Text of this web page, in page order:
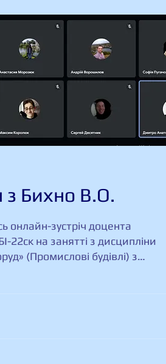
з Бихно В.О.
онлайн-зустріч доцента
22ск на занятті з дисципліни
(Промислові будівлі) з
підготовка